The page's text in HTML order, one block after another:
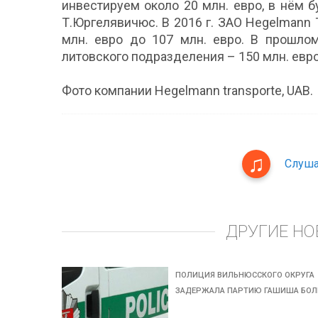
инвестируем около 20 млн. евро, в нём
Т.Юргелявичюс. В 2016 г. ЗАО Hegelmann
млн. евро до 107 млн. евро. В
литовского подразделения – 150 млн.
Фото компании Hegelmann transporte, UAB.
ДРУГИЕ
ПОЛИЦИЯ ВИЛЬНЮССКОГО ОКРУГА
ЗАДЕРЖАЛА ПАРТИЮ ГАШИША